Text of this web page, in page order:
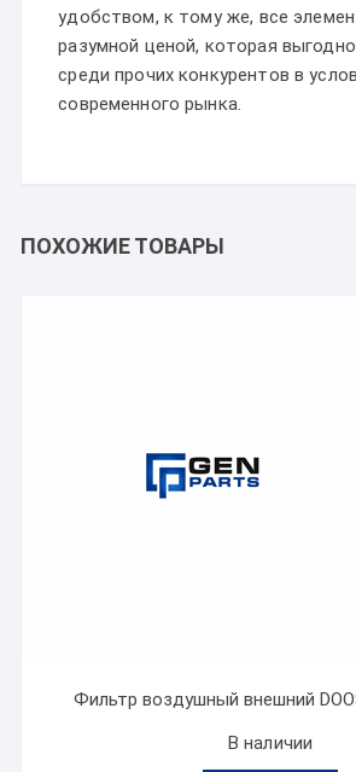
удобством, к тому же, все
разумной ценой, которая
среди прочих конкурентов в
современного рынка.
ПОХОЖИЕ ТОВАРЫ
Фильтр воздушный внешний
В наличии